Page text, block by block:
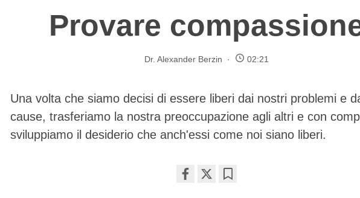
Provare
Dr. Alexander Berzin 02:21
Una volta che siamo decisi di essere liberi dai nostri problemi e
cause, trasferiamo la nostra preoccupazione agli altri e con
sviluppiamo il desiderio che anch'essi come noi siano liberi.